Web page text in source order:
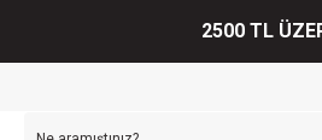
2500 TL